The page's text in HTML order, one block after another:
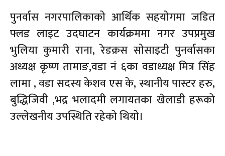
पुनर्वास नगरपालिकाको आर्थिक सहयोगमा जडित
फ्लड लाइट उदघाटन कार्यक्रममा नगर उपप्रमुख
भुलिया कुमारी राना, रेडक्रस सोसाइटी पुनर्वासका
अध्यक्ष कृष्ण तामाङ,वडा नं ६का वडाध्यक्ष मित्र सिंह
लामा , वडा सदस्य केशव एस के, स्थानीय पास्टर हरु,
बुद्धिजिवी ,भद्र भलादमी लगायतका खेलाडी हरूको
उल्लेखनीय उपस्थिति रहेको थियो।